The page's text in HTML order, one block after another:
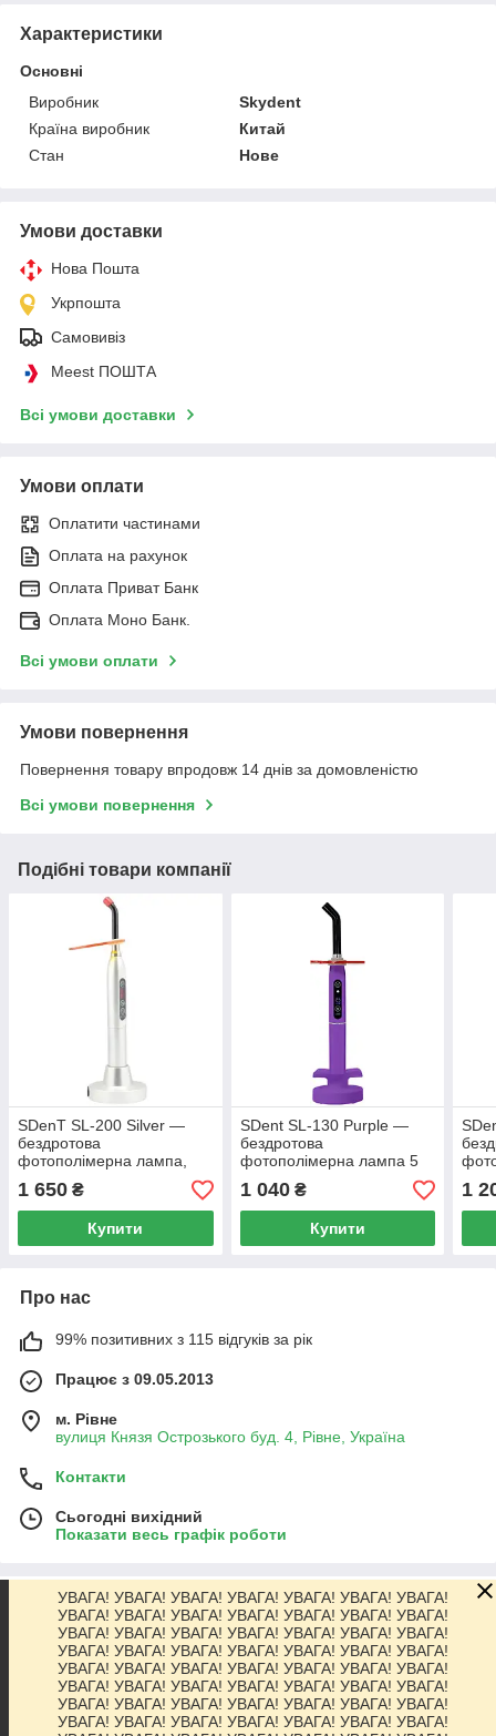
Характеристики
Основні
Виробник
Skydent
Країна виробник
Китай
Стан
Нове
Умови доставки
Нова Пошта
Укрпошта
Самовивіз
Meest ПОШТА
Всі умови доставки
Умови оплати
Оплатити частинами
Оплата на рахунок
Оплата Приват Банк
Оплата Моно Банк.
Всі умови оплати
Умови повернення
Повернення товару впродовж 14 днів за домовленістю
Всі умови повернення
Подібні товари компанії
SDenT SL-200 Silver —
бездротова
фотополімерна лампа,
металевий корпус, 450–
480 нм, акумулятор 2200
мА·год
1 650 ₴
Купити
SDent SL-130 Purple —
бездротова
фотополімерна лампа 5
W, 430–485 нм,
акумулятор 2200 мА·год
1 040₴
Купити
W,
1
Про нас
99% позитивних з 115 відгуків за рік
Працює з 09.05.2013
м. Рівне
вулиця Князя Острозького буд. 4, Рівне, Україна
Контакти
Сьогодні вихідний
Показати весь графік роботи
Про нас
Контакти
Доставка та оплата
УВАГА! УВАГА! УВАГА! УВАГА! УВАГА! УВАГА! УВАГА!
УВАГА! УВАГА! УВАГА! УВАГА! УВАГА! УВАГА! УВАГА!
УВАГА! УВАГА! УВАГА! УВАГА! УВАГА! УВАГА! УВАГА!
УВАГА! УВАГА! УВАГА! УВАГА! УВАГА! УВАГА! УВАГА!
УВАГА! УВАГА! УВАГА! УВАГА! УВАГА! УВАГА! УВАГА!
УВАГА! УВАГА! УВАГА! УВАГА! УВАГА! УВАГА! УВАГА!
УВАГА! УВАГА! УВАГА! УВАГА! УВАГА! УВАГА! УВАГА!
УВАГА! УВАГА! УВАГА! УВАГА! УВАГА! УВАГА! УВАГА!